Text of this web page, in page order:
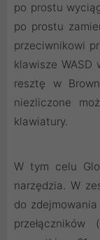
po prostu
po prostu
przeciwnikowi
klawisze WASD
resztę w
niezliczone
klawiatury.
W tym celu
narzędzia. W
do